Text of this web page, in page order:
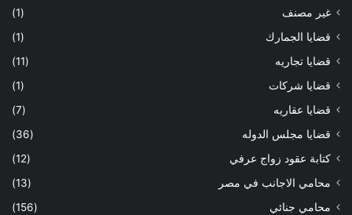
غير مصنف
(1)
قضايا الجمارك
(1)
قضايا تجاريه
(11)
قضايا شركات
(1)
قضايا عقاريه
(7)
قضايا مجلس الدوله
(36)
كتابة عقود زواج عرفي
(12)
محامي الاجانب في مصر
(13)
محامي جنائي
(156)